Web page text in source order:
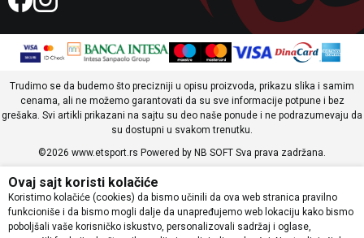
Trudimo se da budemo što precizniji u opisu proizvoda, prikazu slika i samim
cenama, ali ne možemo garantovati da su sve informacije potpune i bez
grešaka. Svi artikli prikazani na sajtu su deo naše ponude i ne podrazumevaju da
su dostupni u svakom trenutku.
©2026 www.etsport.rs Powered by NB SOFT Sva prava zadržana.
Ovaj sajt koristi kolačiće
Koristimo kolačiće (cookies) da bismo učinili da ova web stranica pravilno
funkcioniše i da bismo mogli dalje da unapređujemo web lokaciju kako bismo
poboljšali vaše korisničko iskustvo, personalizovali sadržaj i oglase,